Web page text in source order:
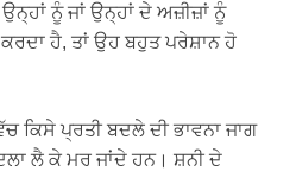
ਨੂੰ ਜਾਂ ਉਨ੍ਹਾਂ ਦੇ ਅਜ਼ੀਜ਼ਾਂ ਨੂੰ
ਹੈ, ਤਾਂ ਉਹ ਬਹੁਤ ਪਰੇਸ਼ਾਨ ਹੋ
ਕਿਸੇ ਪ੍ਰਤੀ ਬਦਲੇ ਦੀ ਭਾਵਨਾ ਜਾਗ
ਲੈ ਕੇ ਮਰ ਜਾਂਦੇ ਹਨ। ਸ਼ਨੀ ਦੇ